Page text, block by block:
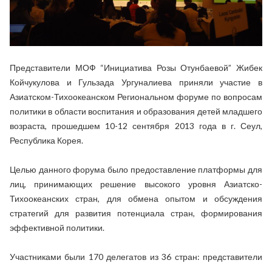
Представители МОФ “Инициатива Розы Отунбаевой” Жибек
Койчукулова и Гульзада Ургуналиева приняли участие в
Азиатском-Тихоокеанском Региональном форуме по вопросам
политики в области воспитания и образования детей младшего
возраста, прошедшем 10-12 сентября 2013 года в г. Сеул,
Республика Корея.
Целью данного форума было предоставление платформы для
лиц, принимающих решение высокого уровня Азиатско-
Тихоокеанских стран, для обмена опытом и обсуждения
стратегий для развития потенциала стран, формирования
эффективной политики.
Участниками были 170 делегатов из 36 стран: представители